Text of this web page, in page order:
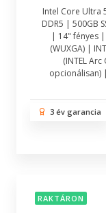
Intel Core Ultra
DDR5 | 500GB
| 14" fényes
(WUXGA) |
(INTEL
opcionálisan)
3 év garancia
RAKTÁRON